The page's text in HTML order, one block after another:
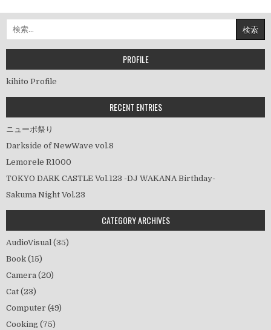
ナ
ビ
ゲ
シ
ョ
索:
PROFILE
kihito Profile
RECENT ENTRIES
ニューポ祭り
Darkside of NewWave vol.8
Lemorele R1000
TOKYO DARK CASTLE Vol.123 -DJ WAKANA Birthday-
Sakuma Night Vol.23
CATEGORY ARCHIVES
AudioVisual (35)
Book (15)
Camera (20)
Cat (23)
Computer (49)
Cooking (75)